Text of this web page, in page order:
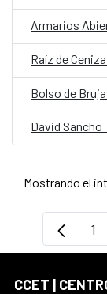
Raíz de
David Sancho
Mostrando el
1
CCET |